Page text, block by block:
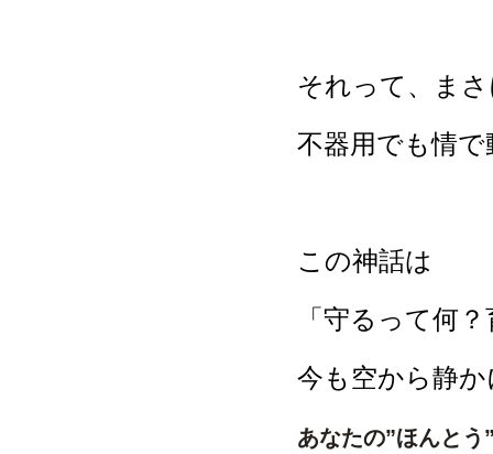
それって、まさ
不器用でも情で
この神話は
「守るって何
今も空から静
あなたの”ほんとう